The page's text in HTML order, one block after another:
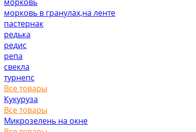
морковь в гранулах,на ленте
пастернак
редька
редис
репа
свекла
турнепс
Все товары
Кукуруза
Все товары
Микрозелень на окне